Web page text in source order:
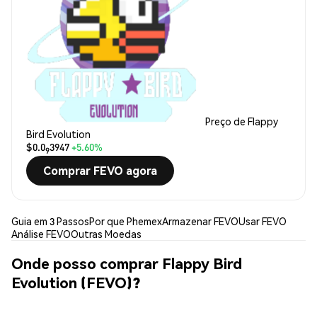
Preço de Flappy
Bird Evolution
$0.093947+5.60%
Comprar FEVO agora
Guia em 3 PassosPor que PhemexArmazenar FEVOUsar FEVO
Análise FEVOOutras Moedas
Onde posso comprar Flappy Bird
Evolution (FEVO)?